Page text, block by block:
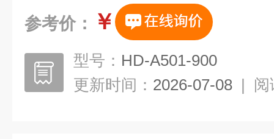
参考价： ￥
型号： HD-A501-900
更新时间： 2026-07-08 | 阅